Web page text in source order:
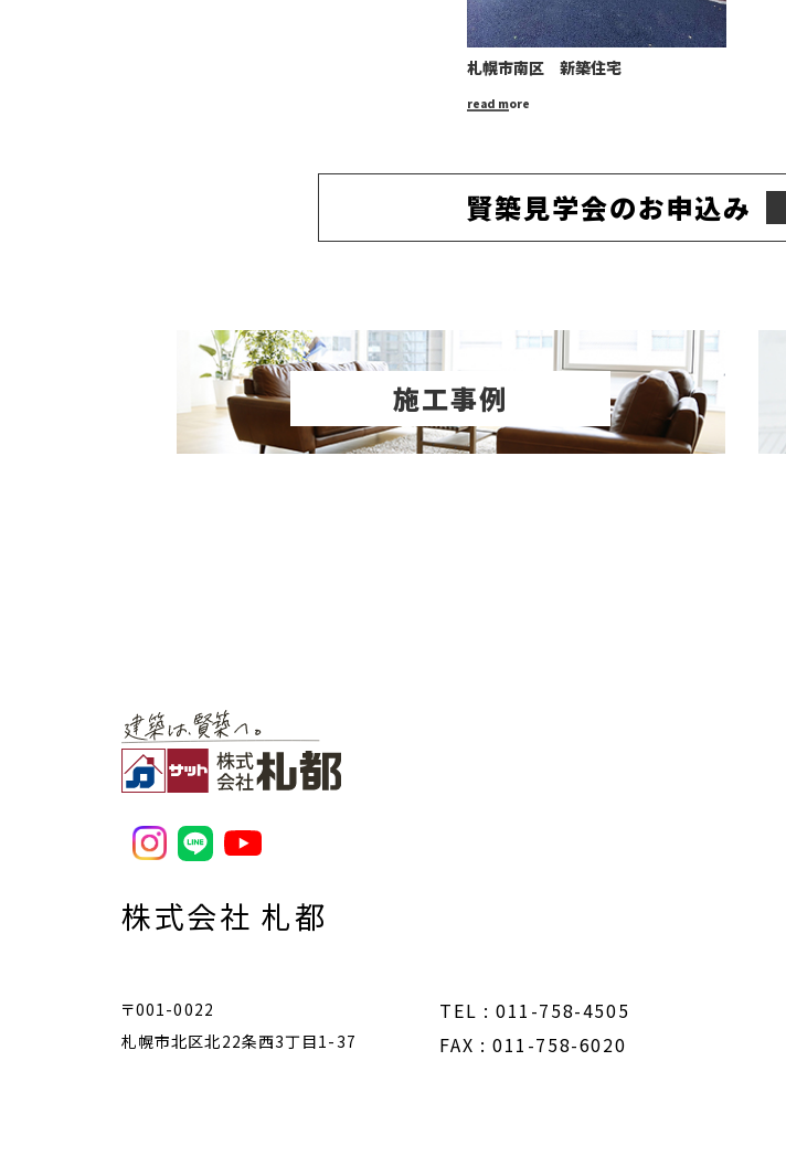
札幌市南区 新築住宅
read more
賢築見学会のお申込み
施工事例
株式会社 札都
〒001-0022
札幌市北区北22条西3丁目1-37
TEL : 011-758-4505
FAX : 011-758-6020